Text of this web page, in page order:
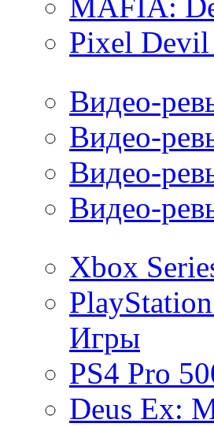
MAFIA:
Pixel Devil
Видео-
Видео-
Видео-
Видео-
Xbox
Игры
PS4 Pro
Deus Ex: